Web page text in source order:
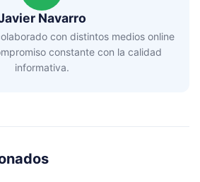
Navarro
con distintos medios online
constante con la calidad
informativa.